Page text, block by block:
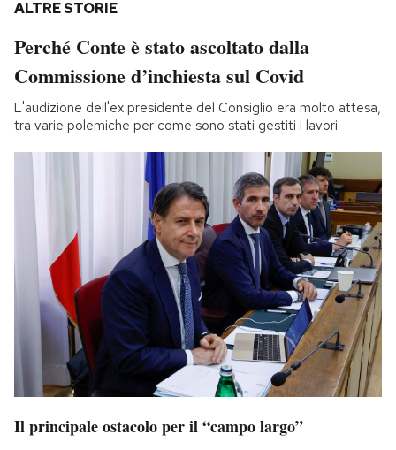
ALTRE STORIE
Perché Conte è stato ascoltato dalla
Commissione d’inchiesta sul Covid
L'audizione dell'ex presidente del Consiglio era molto attesa,
tra varie polemiche per come sono stati gestiti i lavori
Il principale ostacolo per il “campo largo”